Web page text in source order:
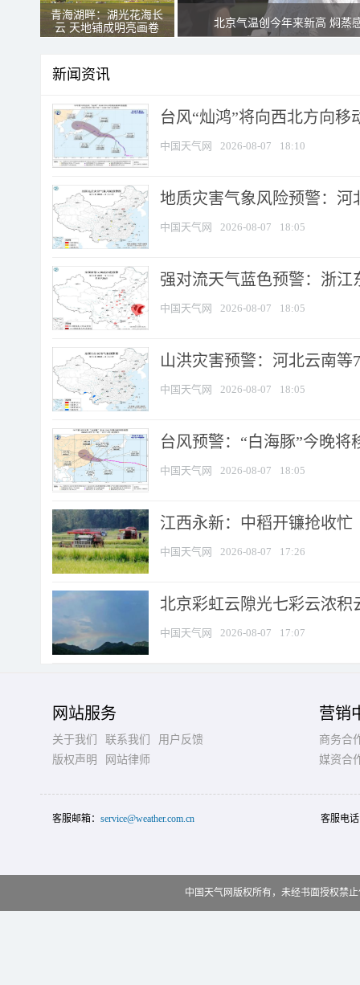
青海湖畔：湖光花海长
云 天地铺成明亮画卷
北京气温创今年来新高 焖蒸
新闻资讯
台风“灿鸿”将向西北方向移
中国天气网 2026-08-07 18:10
地质灾害气象风险预警：河
中国天气网 2026-08-07 18:05
强对流天气蓝色预警：浙江
中国天气网 2026-08-07 18:05
山洪灾害预警：河北云南
中国天气网 2026-08-07 18:05
台风预警：“白海豚”今晚将
中国天气网 2026-08-07 18:05
江西永新：中稻开镰抢收忙
中国天气网 2026-08-07 17:26
北京彩虹云隙光七彩云浓积
中国天气网 2026-08-07 17:07
网站服务
关于我们 联系我们
用户反馈
版权声明
网站律师
营销
商务合
媒资合
客服邮箱： service@weather.com.cn 客服电
中国天气网版权所有，未经书面授权